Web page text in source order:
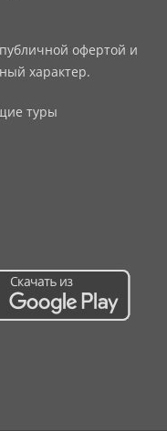
офертой и
характер.
туры